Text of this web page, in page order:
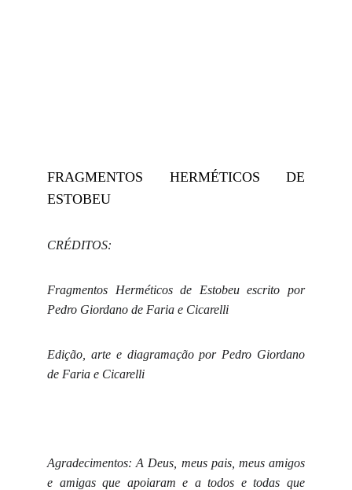
FRAGMENTOS HERMÉTICOS DE
ESTOBEU
CRÉDITOS:
Fragmentos Herméticos de Estobeu escrito por
Pedro Giordano de Faria e Cicarelli
Edição, arte e diagramação por Pedro Giordano
de Faria e Cicarelli
Agradecimentos: A Deus, meus pais, meus amigos
e amigas que apoiaram e a todos e todas que